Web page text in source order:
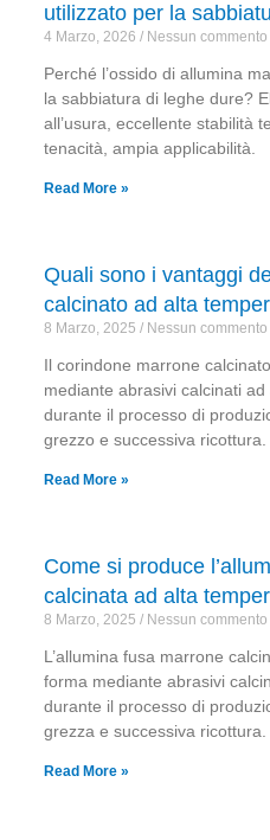
utilizzato per la
4 Marzo, 2026 Nessun commento
Perché l’ossido di allumina
la sabbiatura di leghe dure?
all’usura, eccellente stabilità
tenacità, ampia applicabilità.
Read More »
Quali sono i vantaggi
calcinato ad alta
8 Marzo, 2025 Nessun commento
Il corindone marrone
mediante abrasivi calcinati
durante il processo di
grezzo e successiva ricottura.
Read More »
Come si produce
calcinata ad alta
8 Marzo, 2025 Nessun commento
L’allumina fusa marrone
forma mediante abrasivi
durante il processo di
grezza e successiva ricottura.
Read More »